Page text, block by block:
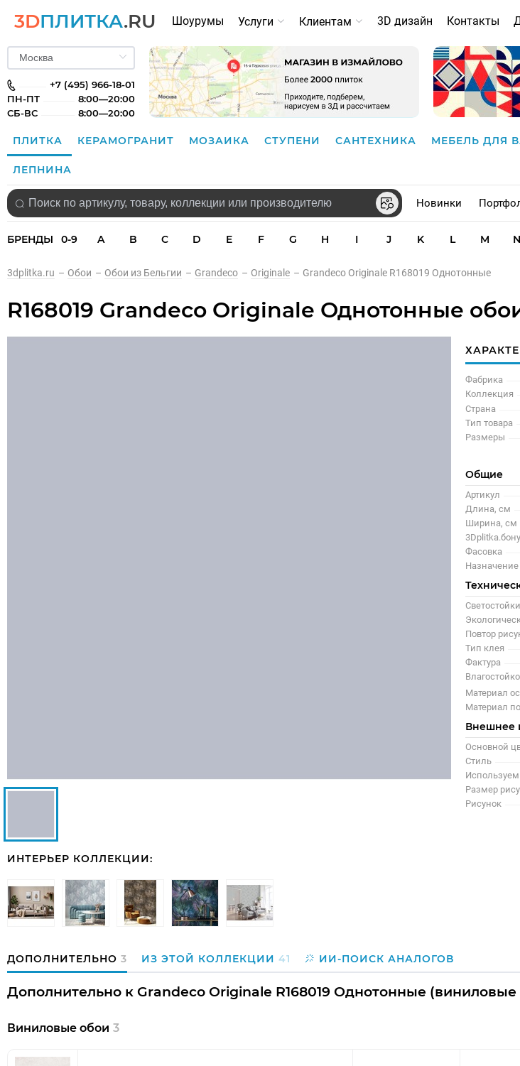
3DПЛИТКА.RU Шоурумы Услуги Клиентам 3D дизайн Контакты
+7 (495) 966-18-01
ПН-ПТ
8:00—20:00
СБ-ВС
8:00—20:00
ПЛИТКА КЕРАМОГРАНИТ МОЗАИКА СТУПЕНИ САНТЕХНИКА МЕБЕЛЬ ДЛЯ
ЛЕПНИНА
Новинки
БРЕНДЫ 0-9 A B C D E F G H I J K L M N
3dplitka.ru – Обои – Обои из Бельгии – Grandeco – Originale – Grandeco Originale R168019 Однотонные
R168019 Grandeco Originale Однотонные
ИНТЕРЬЕР КОЛЛЕКЦИИ:
Фабрика
Коллекция
Страна
Тип товара
Размеры
Общие
Артикул
Длина, см
Ширина, см
Фасовка
Назначение
Повтор
Тип клея
Фактура
Материал
Материал
Внешнее
Основной
Стиль
Размер
Рисунок
ДОПОЛНИТЕЛЬНО 3 ИЗ ЭТОЙ КОЛЛЕКЦИИ 41 ИИ-ПОИСК АНАЛОГОВ
Дополнительно к Grandeco Originale R168019 Однотонные (виниловые
Виниловые обои 3